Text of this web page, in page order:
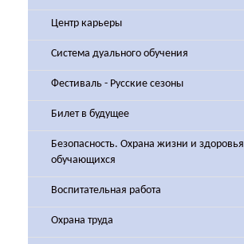
Центр карьеры
Система дуального обучения
Фестиваль - Русские сезоны
Билет в будущее
Безопасность. Охрана жизни и здоровья
обучающихся
Воспитательная работа
Охрана труда